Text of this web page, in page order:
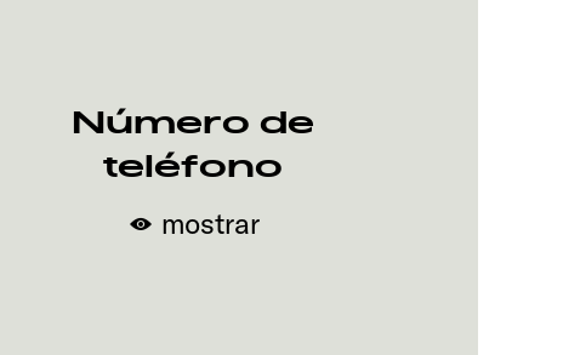
Número de
teléfono
mostrar